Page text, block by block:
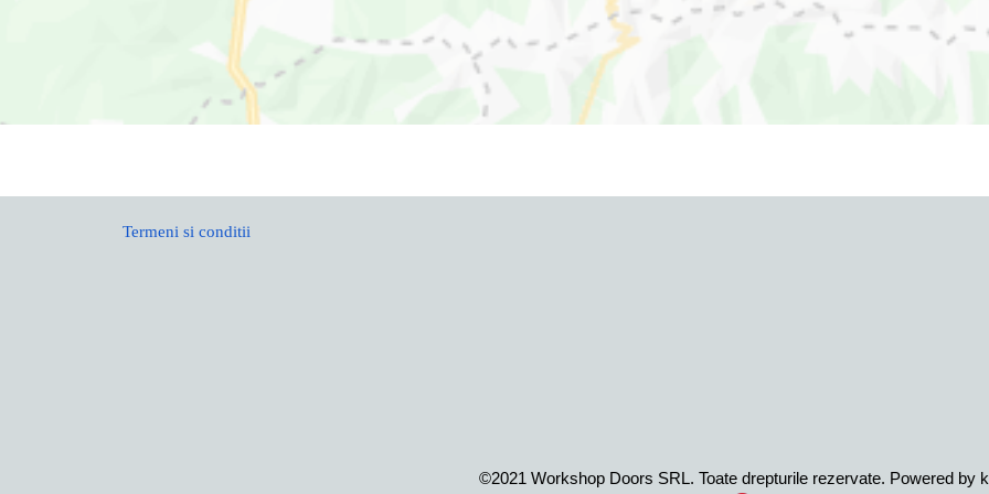
©2021 Workshop Doors SRL. Toate drepturile rezervate. Powered by
Termeni si conditii